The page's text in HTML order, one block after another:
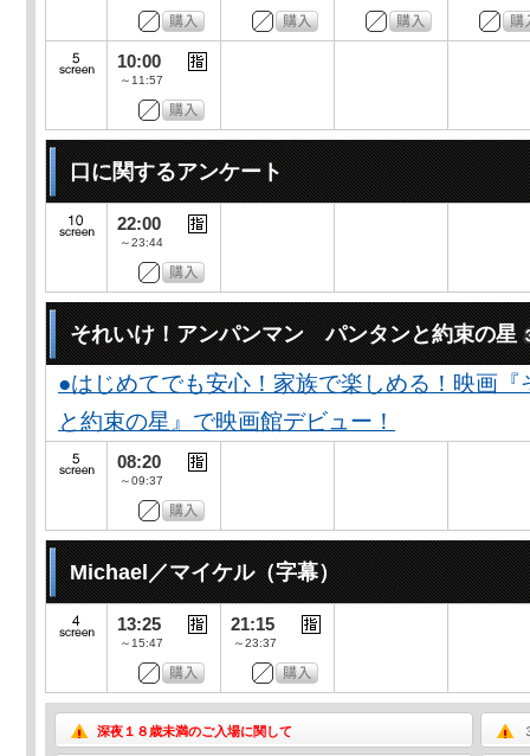
10:00
～11:57
口に関するアンケート
22:00
～23:44
それいけ！アンパンマン パンタンと約束の星
●はじめてでも安心！家族で楽しめる！映画
と約束の星』で映画館デビュー！
08:20
～09:37
Michael／マイケル（字幕）
13:25
～15:47
21:15
～23:37
深夜１８歳未満のご入場に関して